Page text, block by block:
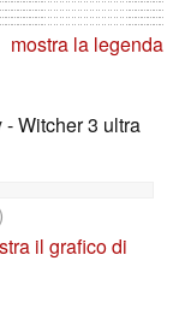
mostra la legenda
Witcher 3 ultra
il grafico di